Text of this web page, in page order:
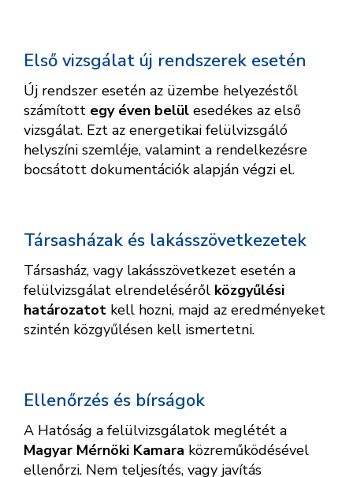
Első vizsgálat új rendszerek esetén
Új rendszer esetén az üzembe helyezéstől
számított egy éven belül esedékes az első
vizsgálat. Ezt az energetikai felülvizsgáló
helyszíni szemléje, valamint a rendelkezésre
bocsátott dokumentációk alapján végzi el.
Társasházak és lakásszövetkezetek
Társasház, vagy lakásszövetkezet esetén a
felülvizsgálat elrendeléséről közgyűlési
határozatot kell hozni, majd az eredményeket
szintén közgyűlésen kell ismertetni.
Ellenőrzés és bírságok
A Hatóság a felülvizsgálatok meglétét a
Magyar Mérnöki Kamara közreműködésével
ellenőrzi. Nem teljesítés, vagy javítás